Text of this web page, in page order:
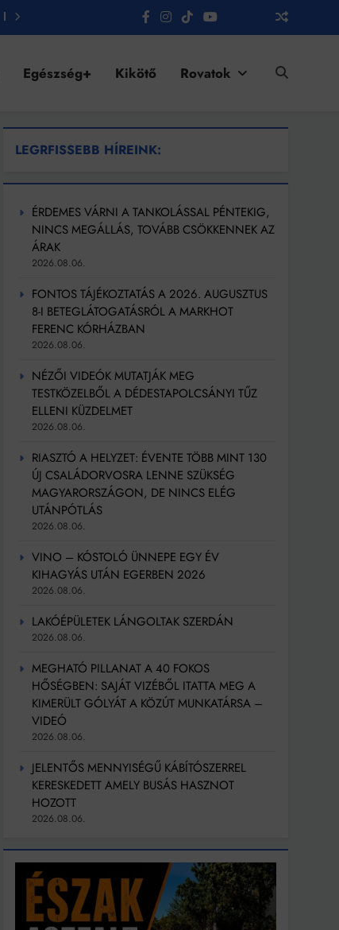
Egészség+ Kikötő Rovatok
LEGRFISSEBB HÍREINK:
ÉRDEMES VÁRNI A TANKOLÁSSAL PÉNTEKIG,
NINCS MEGÁLLÁS, TOVÁBB CSÖKKENNEK AZ
ÁRAK
2026.08.06.
FONTOS TÁJÉKOZTATÁS A 2026. AUGUSZTUS
8-I BETEGLÁTOGATÁSRÓL A MARKHOT
FERENC KÓRHÁZBAN
2026.08.06.
NÉZŐI VIDEÓK MUTATJÁK MEG
TESTKÖZELBŐL A DÉDESTAPOLCSÁNYI TŰZ
ELLENI KÜZDELMET
2026.08.06.
RIASZTÓ A HELYZET: ÉVENTE TÖBB MINT 130
ÚJ CSALÁDORVOSRA LENNE SZÜKSÉG
MAGYARORSZÁGON, DE NINCS ELÉG
UTÁNPÓTLÁS
2026.08.06.
VINO – KÓSTOLÓ ÜNNEPE EGY ÉV
KIHAGYÁS UTÁN EGERBEN 2026
2026.08.06.
LAKÓÉPÜLETEK LÁNGOLTAK SZERDÁN
2026.08.06.
MEGHATÓ PILLANAT A 40 FOKOS
HŐSÉGBEN: SAJÁT VIZÉBŐL ITATTA MEG A
KIMERÜLT GÓLYÁT A KÖZÚT MUNKATÁRSA –
VIDEÓ
2026.08.06.
JELENTŐS MENNYISÉGŰ KÁBÍTÓSZERREL
KERESKEDETT AMELY BUSÁS HASZNOT
HOZOTT
2026.08.06.